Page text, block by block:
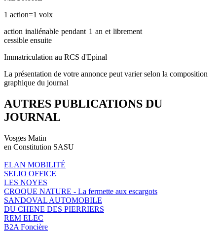
1 action=1 voix
action inaliénable pendant 1 an et librement
cessible ensuite
Immatriculation au RCS d'Epinal
La présentation de votre annonce peut varier selon la composition
graphique du journal
AUTRES PUBLICATIONS DU
JOURNAL
Vosges Matin
en Constitution SASU
ELAN MOBILITÉ
SELIO OFFICE
LES NOYES
CROQUE NATURE - La fermette aux escargots
SANDOVAL AUTOMOBILE
DU CHENE DES PIERRIERS
REM ELEC
B2A Foncière